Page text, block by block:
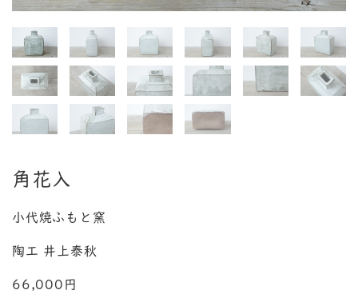
角花入
小代焼ふもと窯
陶工 井上泰秋
66,000円